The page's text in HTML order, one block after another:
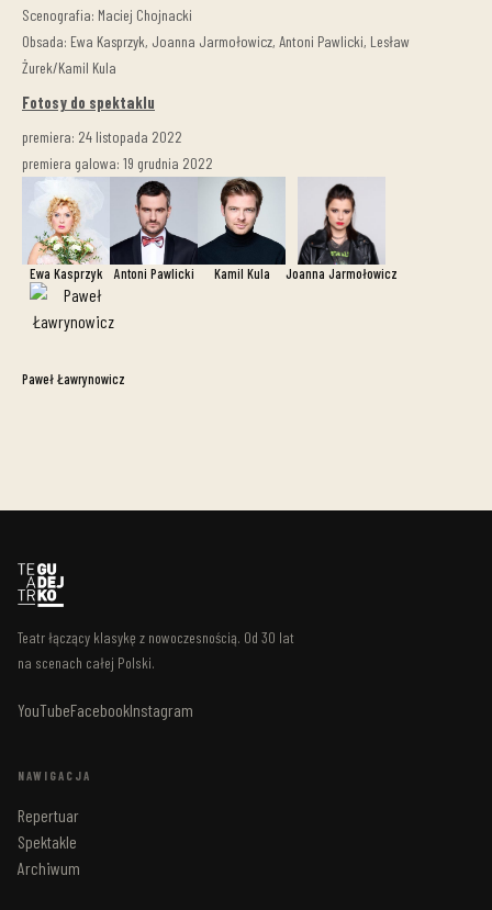
Scenografia: Maciej Chojnacki
Obsada: Ewa Kasprzyk, Joanna Jarmołowicz, Antoni Pawlicki, Lesław
Żurek/Kamil Kula
Fotosy do spektaklu
premiera: 24 listopada 2022
premiera galowa: 19 grudnia 2022
Ewa Kasprzyk Antoni Pawlicki Kamil Kula Joanna Jarmołowicz
Paweł Ławrynowicz
Teatr łączący klasykę z nowoczesnością. Od 30 lat
na scenach całej Polski.
YouTubeFacebookInstagram
NAWIGACJA
Repertuar
Spektakle
Archiwum